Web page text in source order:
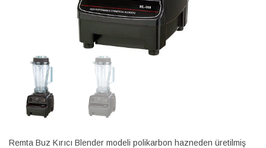
Remta Buz Kırıcı Blender modeli polikarbon hazneden üretilmiş